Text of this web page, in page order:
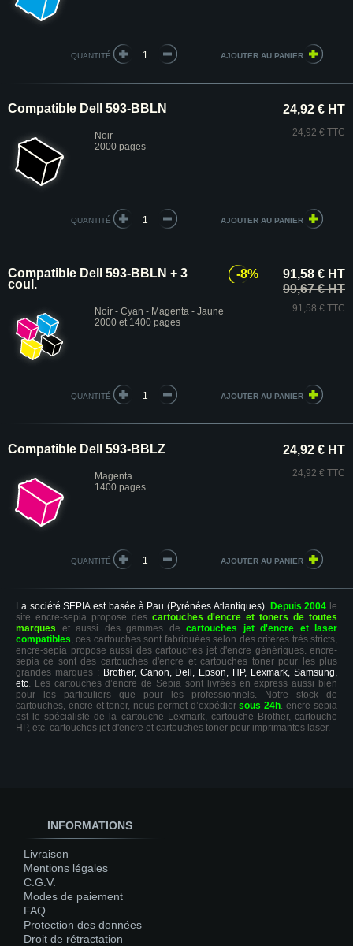
QUANTITÉ
Compatible Dell 593-BBLN
Noir
2000 pages
24,92 € HT
24,92 € TTC
QUANTITÉ
Compatible Dell 593-BBLN + 3
coul.
Noir - Cyan - Magenta - Jaune
2000 et 1400 pages
91,58 € HT
99,67 € HT
91,58 € TTC
-8%
QUANTITÉ
Compatible Dell 593-BBLZ
Magenta
1400 pages
24,92 € HT
24,92 € TTC
QUANTITÉ
La société SEPIA est basée à Pau (Pyrénées Atlantiques). Depuis 2004 le
site encre-sepia propose des cartouches d'encre et toners de toutes
marques et aussi des gammes de cartouches jet d'encre et laser
compatibles, ces cartouches sont fabriquées selon des critères très stricts,
encre-sepia propose aussi des cartouches jet d'encre génériques. encre-
sepia ce sont des cartouches d'encre et cartouches toner pour les plus
grandes marques : Brother, Canon, Dell, Epson, HP, Lexmark, Samsung,
etc. Les cartouches d’encre de Sepia sont livrées en express aussi bien
pour les particuliers que pour les professionnels. Notre stock de
cartouches, encre et toner, nous permet d’expédiersous 24h. encre-sepia
est le spécialiste de la cartouche Lexmark, cartouche Brother, cartouche
HP, etc. cartouches jet d'encre et cartouches toner pour imprimantes laser.
INFORMATIONS
Livraison
Mentions légales
C.G.V.
Modes de paiement
FAQ
Protection des données
Droit de rétractation